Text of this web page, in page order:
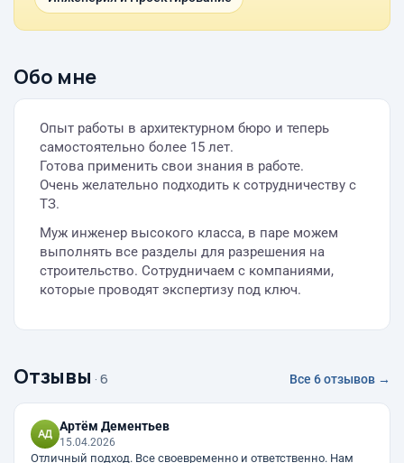
Обо мне
Опыт работы в архитектурном бюро и теперь
самостоятельно более 15 лет.
Готова применить свои знания в работе.
Очень желательно подходить к сотрудничеству с
ТЗ.
Муж инженер высокого класса, в паре можем
выполнять все разделы для разрешения на
строительство. Сотрудничаем с компаниями,
которые проводят экспертизу под ключ.
Отзывы · 6 Все 6 отзывов →
Артём Дементьев
15.04.2026
Отличный подход. Все своевременно и ответственно. Нам